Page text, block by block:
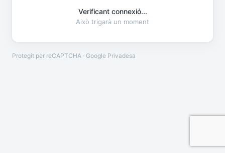
Verificant connexió...
Això trigarà un moment
Protegit per reCAPTCHA · Google Privadesa